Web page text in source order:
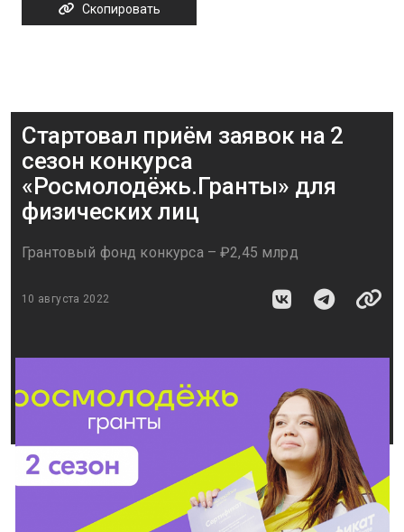
Скопировать
Стартовал приём заявок на 2
сезон конкурса
«Росмолодёжь.Гранты» для
физических лиц
Грантовый фонд конкурса – ₽2,45 млрд
10 августа 2022